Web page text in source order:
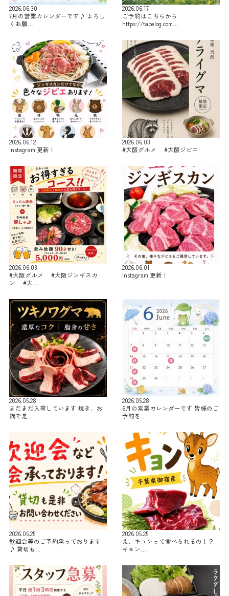
2026.06.30
7月の営業カレンダーです♪ よろし
くお願…
2026.06.17
ご予約はこちらから
https://tabelog.com…
2026.06.12
Instagram 更新！
2026.06.03
#大阪グルメ #大阪ジビエ
2026.06.03
#大阪グルメ #大阪ジンギスカ
ン #大…
2026.06.01
Instagram 更新！
2026.05.28
まだまだ入荷しています 焼き、お
鍋で是…
2026.05.28
6月の営業カレンダーです 皆様のご
予約を…
2026.05.25
歓迎会等のご予約承っております
♪ 貸切も…
2026.05.25
え、キョンって食べられるの！？
キョン…